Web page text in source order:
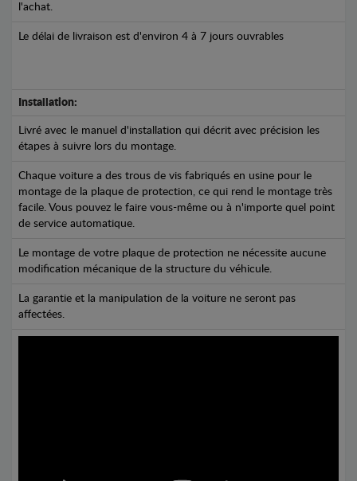
l'achat.
Le délai de livraison est d'environ 4 à 7 jours ouvrables
Installation:
Livré avec le manuel d'installation qui décrit avec précision les
étapes à suivre lors du montage.
Chaque voiture a des trous de vis fabriqués en usine pour le
montage de la plaque de protection, ce qui rend le montage très
facile. Vous pouvez le faire vous-même ou à n'importe quel point
de service automatique.
Le montage de votre plaque de protection ne nécessite aucune
modification mécanique de la structure du véhicule.
La garantie et la manipulation de la voiture ne seront pas
affectées.